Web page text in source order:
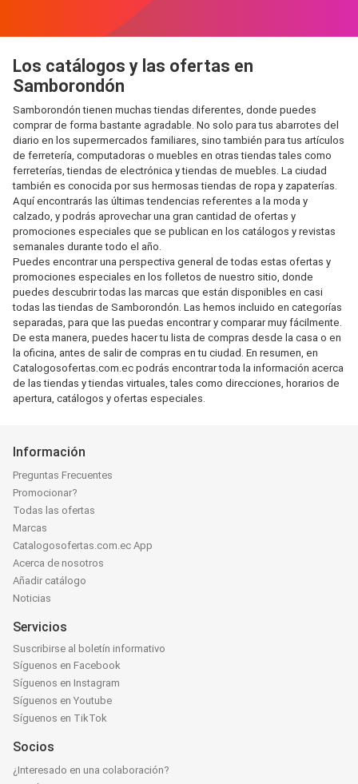
Los catálogos y las ofertas en
Samborondón
Samborondón tienen muchas tiendas diferentes, donde puedes
comprar de forma bastante agradable. No solo para tus abarrotes del
diario en los supermercados familiares, sino también para tus artículos
de ferretería, computadoras o muebles en otras tiendas tales como
ferreterías, tiendas de electrónica y tiendas de muebles. La ciudad
también es conocida por sus hermosas tiendas de ropa y zapaterías.
Aquí encontrarás las últimas tendencias referentes a la moda y
calzado, y podrás aprovechar una gran cantidad de ofertas y
promociones especiales que se publican en los catálogos y revistas
semanales durante todo el año.
Puedes encontrar una perspectiva general de todas estas ofertas y
promociones especiales en los folletos de nuestro sitio, donde
puedes descubrir todas las marcas que están disponibles en casi
todas las tiendas de Samborondón. Las hemos incluido en categorías
separadas, para que las puedas encontrar y comparar muy fácilmente.
De esta manera, puedes hacer tu lista de compras desde la casa o en
la oficina, antes de salir de compras en tu ciudad. En resumen, en
Catalogosofertas.com.ec podrás encontrar toda la información acerca
de las tiendas y tiendas virtuales, tales como direcciones, horarios de
apertura, catálogos y ofertas especiales.
Información
Preguntas Frecuentes
Promocionar?
Todas las ofertas
Marcas
Catalogosofertas.com.ec App
Acerca de nosotros
Añadir catálogo
Noticias
Servicios
Suscribirse al boletín informativo
Síguenos en Facebook
Síguenos en Instagram
Síguenos en Youtube
Síguenos en TikTok
Socios
¿Interesado en una colaboración?